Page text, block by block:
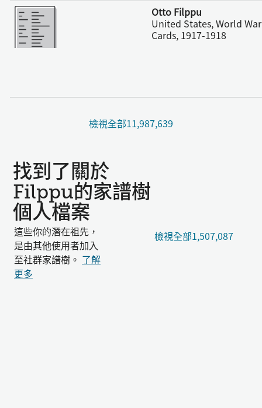
更多
Otto Filppu
United States, World
Cards, 1917-1918
檢視全部11,987,639
找到了關於
Filppu的家譜樹
個人檔案
這些你的潛在祖先，
是由其他使用者加入
至社群家譜樹。 了解
更多
檢視全部1,507,087